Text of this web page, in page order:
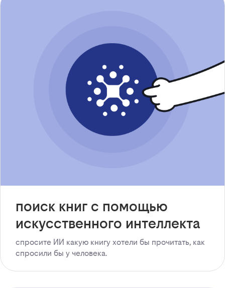
поиск книг с помощью
искусственного интеллекта
спросите ИИ какую книгу хотели бы прочитать, как
спросили бы у человека.